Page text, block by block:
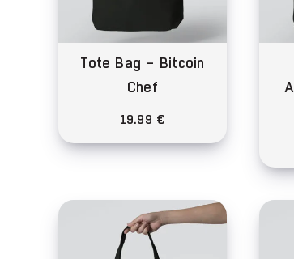
Tote Bag – Bitcoin
Chef
19.99 €
Ce
plusieurs
variations.
Les